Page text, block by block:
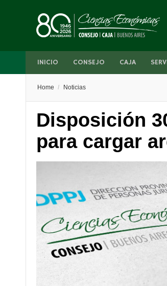
INICIO CONSEJO CAJA
Home / Noticias
Disposición
para cargar